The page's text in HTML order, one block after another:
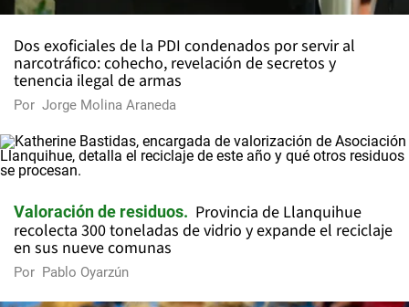
Dos exoficiales de la PDI condenados por servir al
narcotráfico: cohecho, revelación de secretos y
tenencia ilegal de armas
Por Jorge Molina Araneda
Valoración de residuos
Provincia de Llanquihue
recolecta 300 toneladas de vidrio y expande el reciclaje
en sus nueve comunas
Por Pablo Oyarzún